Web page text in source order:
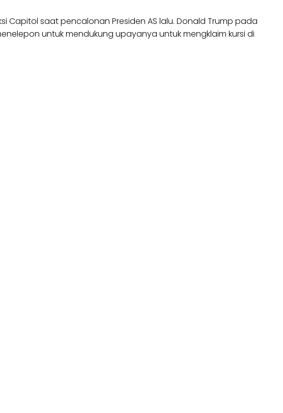
Capitol saat pencalonan Presiden AS lalu. Donald Trump pada
untuk mendukung upayanya untuk mengklaim kursi di